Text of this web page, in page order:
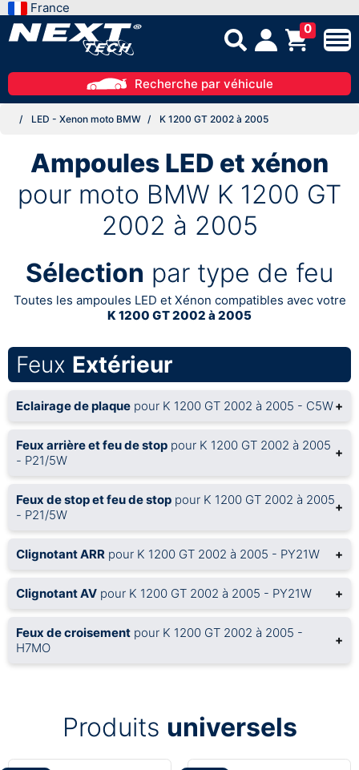
France
0
Recherche par véhicule
LED - Xenon moto BMW K 1200 GT 2002 à 2005
Ampoules LED et xénon
pour moto BMW K 1200 GT
2002 à 2005
Sélection par type de feu
Toutes les ampoules LED et Xénon compatibles avec votre
K 1200 GT 2002 à 2005
Feux Extérieur
Eclairage de plaque pour K 1200 GT 2002 à 2005 - C5W+
Feux arrière et feu de stop pour K 1200 GT 2002 à 2005
- P21/5W
+
Feux de stop et feu de stop pour K 1200 GT 2002 à 2005
- P21/5W
+
Clignotant ARR pour K 1200 GT 2002 à 2005 - PY21W +
Clignotant AV pour K 1200 GT 2002 à 2005 - PY21W +
Feux de croisement pour K 1200 GT 2002 à 2005 -
H7MO
+
Produits universels